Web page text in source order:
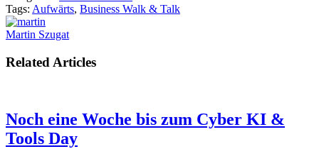
Tags: Aufwärts, Business Walk & Talk
Martin Szugat
Related Articles
Noch eine Woche bis zum Cyber KI &
Tools Day